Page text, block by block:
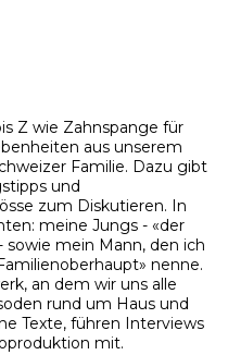
Z wie Zahnspange für
aus unserem
Familie. Dazu gibt
und
zum Diskutieren. In
meine Jungs - «der
sowie mein Mann, den ich
nenne.
an dem wir uns alle
rund um Haus und
Texte, führen Interviews
mit.